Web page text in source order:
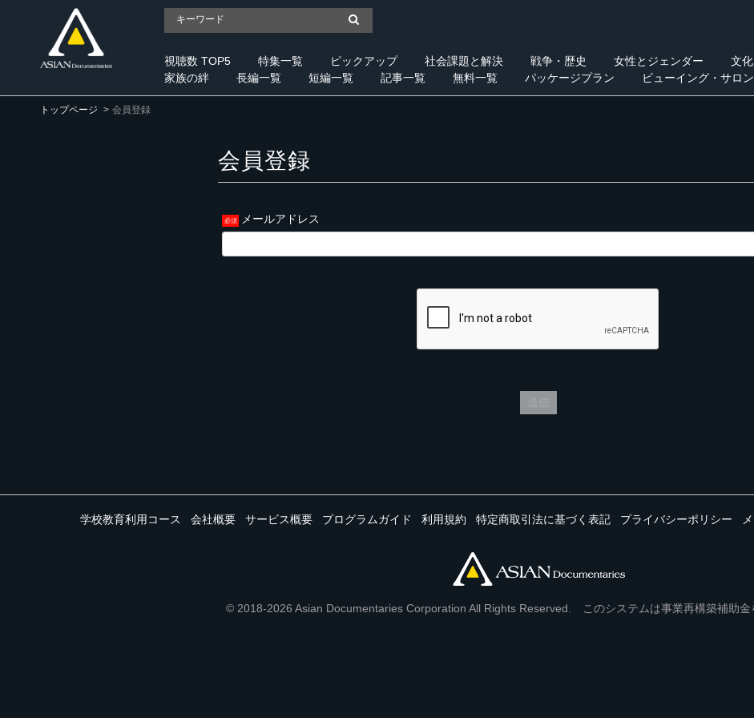
視聴数 TOP5 特集一覧 ピックアップ 社会課題と解決 戦争・歴史 女性とジェンダー 文
家族の絆
長編一覧 短編一覧 記事一覧 無料一覧 パッケージプラン ビューイング・サロン
トップページ 会員登録
会員登録
メールアドレス
学校教育利用コース 会社概要 サービス概要 プログラムガイド 利用規約 特定商取引法に基づく表記 プライバシーポリシー
© 2018-2026 Asian Documentaries Corporation All Rights Reserved. このシステムは事業再構築補助金